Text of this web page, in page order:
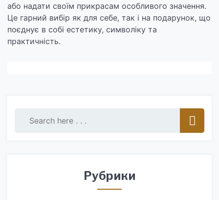
або надати своїм прикрасам особливого значення.
Це гарний вибір як для себе, так і на подарунок, що
поєднує в собі естетику, символіку та
практичність.
Рубрики